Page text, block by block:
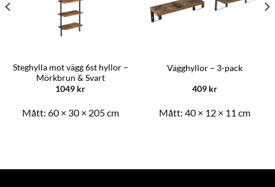
Steghylla mot vägg 6st hyllor –
Mörkbrun & Svart
1049 kr
Mått: 60 × 30 × 205 cm
Vägghyllor – 3-pack
409 kr
Mått: 40 × 12 × 11 cm